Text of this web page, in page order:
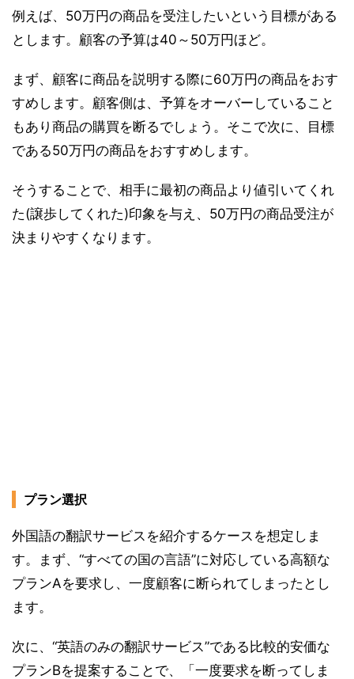
例えば、50万円の商品を受注したいという目標がある
とします。顧客の予算は40～50万円ほど。
まず、顧客に商品を説明する際に60万円の商品をおす
すめします。顧客側は、予算をオーバーしていること
もあり商品の購買を断るでしょう。そこで次に、目標
である50万円の商品をおすすめします。
そうすることで、相手に最初の商品より値引いてくれ
た(譲歩してくれた)印象を与え、50万円の商品受注が
決まりやすくなります。
プラン選択
外国語の翻訳サービスを紹介するケースを想定しま
す。まず、“すべての国の言語”に対応している高額な
プランAを要求し、一度顧客に断られてしまったとし
ます。
次に、“英語のみの翻訳サービス”である比較的安価な
プランBを提案することで、「一度要求を断ってしま